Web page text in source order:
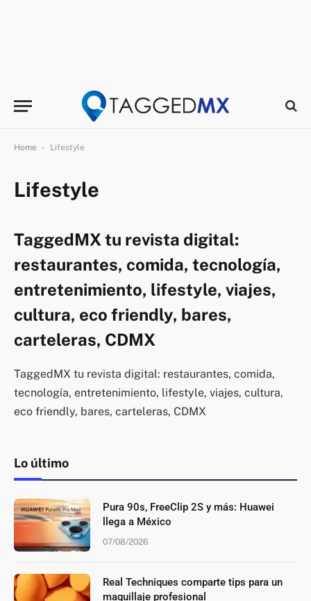
Home - Lifestyle
Lifestyle
TaggedMX tu revista digital:
restaurantes, comida, tecnología,
entretenimiento, lifestyle, viajes,
cultura, eco friendly, bares,
carteleras, CDMX
TaggedMX tu revista digital: restaurantes, comida,
tecnología, entretenimiento, lifestyle, viajes, cultura,
eco friendly, bares, carteleras, CDMX
Lo último
Pura 90s, FreeClip 2S y más: Huawei
llega a México
07/08/2026
Real Techniques comparte tips para un
maquillaje profesional